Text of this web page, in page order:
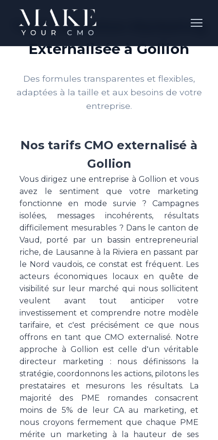
Tarifs Direction Marketing
Externalisée à Gollion
Des formules transparentes et flexibles,
adaptées à la taille et aux besoins de votre
entreprise.
Nos tarifs CMO externalisé à
Gollion
Vous dirigez une entreprise à Gollion et vous
avez le sentiment que votre marketing
fonctionne en mode survie ? Campagnes
isolées, messages incohérents, résultats
difficilement mesurables ? Dans le canton de
Vaud, porté par un bassin entrepreneurial
riche, de Lausanne à la Riviera en passant par
le Nord vaudois, ce constat est fréquent. Les
acteurs économiques locaux en quête de
visibilité sur leur marché qui nous sollicitent
veulent avant tout anticiper votre
investissement et comprendre notre modèle
tarifaire, et c'est précisément ce que nous
offrons en tant que CMO externalisé. Notre
approche à Gollion est celle d'un véritable
directeur marketing : nous définissons la
stratégie, coordonnons les actions, pilotons les
prestataires et mesurons les résultats. La
majorité des PME romandes consacrent
moins de 5% de leur CA au marketing, et
nous croyons fermement que chaque PME
mérite un marketing à la hauteur de ses